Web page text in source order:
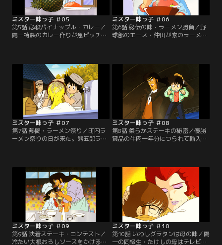
ミスター味っ子 ＃05
第5話 必殺パイナップル・カレー／
陽一特製のカレー作りが急ピッチで
硬い軍鶏の肉を柔らかくする秘策を
思いつく。迎えた決戦の日、堺一馬
のカレーに対し、陽一はあるものを
器にしたカレーで挑む！【提供：バ
ンダイチャンネル】
ミスター味っ子 ＃06
第6話 秘伝の味・ラーメン勝負／野
球部のエース・仲田が家のラーメン
軒」に客を取られ、店の危機だとい
う。町内ラーメン祭りで勝負だと助
っ人を買って出る陽一だが、甲来軒
のラーメンの美味さに圧倒される。
【提供：バンダイチャンネル】
ミスター味っ子 ＃07
第7話 熱闘・ラーメン祭り／町内ラ
ーメン祭りの日が来た。熊五郎ラー
ぷりのギトギトスープで、とても食
べられる代物に思えない。しかし陽
一は次から次へと秘策を繰り出す。
果たして審査の結果は。【提供：バ
ンダイチャンネル】
ミスター味っ子 ＃08
第8話 柔らかステーキの秘密／優勝
賞品の牛肉一年分につられて輸入牛
天才ながらも傲慢な性格から味皇と
ケンカ別れした小西和也もいた。負
けたくないと思う陽一だが、赤身の
輸入牛肉の硬さは想像以上だった。
【提供：バンダイチャンネル】
ミスター味っ子 ＃09
第9話 決着ステーキ・コンテスト／
冷たい大根おろしソースをかけるた
ミスター味っ子 ＃10
第10話 いわしグラタンは母の味／陽
一の同級生・たけしの母はテレビで